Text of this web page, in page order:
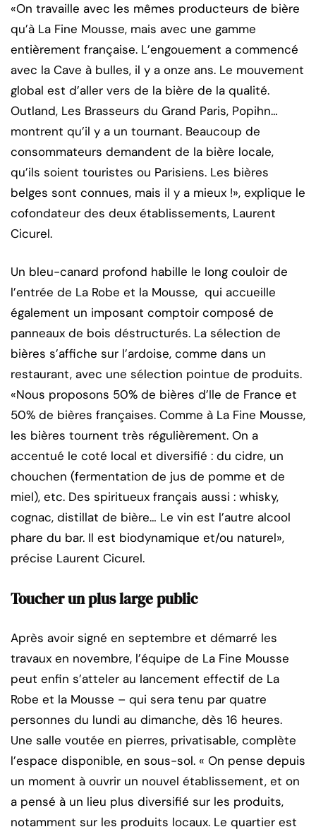
«On travaille avec les mêmes producteurs de bière
qu’à La Fine Mousse, mais avec une gamme
entièrement française. L’engouement a commencé
avec la Cave à bulles, il y a onze ans. Le mouvement
global est d’aller vers de la bière de la qualité.
Outland, Les Brasseurs du Grand Paris, Popihn…
montrent qu’il y a un tournant. Beaucoup de
consommateurs demandent de la bière locale,
qu’ils soient touristes ou Parisiens. Les bières
belges sont connues, mais il y a mieux !», explique le
cofondateur des deux établissements, Laurent
Cicurel.
Un bleu-canard profond habille le long couloir de
l’entrée de La Robe et la Mousse, qui accueille
également un imposant comptoir composé de
panneaux de bois déstructurés. La sélection de
bières s’affiche sur l’ardoise, comme dans un
restaurant, avec une sélection pointue de produits.
«Nous proposons 50% de bières d’Ile de France et
50% de bières françaises. Comme à La Fine Mousse,
les bières tournent très régulièrement. On a
accentué le coté local et diversifié : du cidre, un
chouchen (fermentation de jus de pomme et de
miel), etc. Des spiritueux français aussi : whisky,
cognac, distillat de bière… Le vin est l’autre alcool
phare du bar. Il est biodynamique et/ou naturel»,
précise Laurent Cicurel.
Toucher un plus large public
Après avoir signé en septembre et démarré les
travaux en novembre, l’équipe de La Fine Mousse
peut enfin s’atteler au lancement effectif de La
Robe et la Mousse – qui sera tenu par quatre
personnes du lundi au dimanche, dès 16 heures.
Une salle voutée en pierres, privatisable, complète
l’espace disponible, en sous-sol. « On pense depuis
un moment à ouvrir un nouvel établissement, et on
a pensé à un lieu plus diversifié sur les produits,
notamment sur les produits locaux. Le quartier est